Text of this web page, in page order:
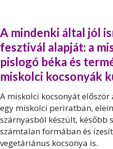
A mindenki által jól
fesztivál alapját: a
pislogó béka és
miskolci kocsonyák
A miskolci kocsonyát
egy miskolci periratban,
szárnyasból készült, később
számtalan formában és
vegetáriánus kocsonya is.